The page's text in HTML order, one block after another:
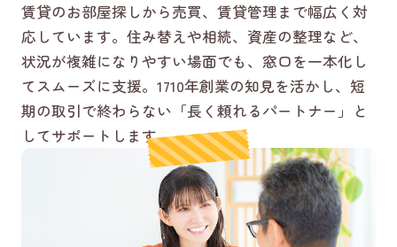
賃貸のお部屋探しから売買、賃貸管理まで幅広く対
応しています。住み替えや相続、資産の整理など、
状況が複雑になりやすい場面でも、窓口を一本化し
てスムーズに支援。1710年創業の知見を活かし、短
期の取引で終わらない「長く頼れるパートナー」と
してサポートします。